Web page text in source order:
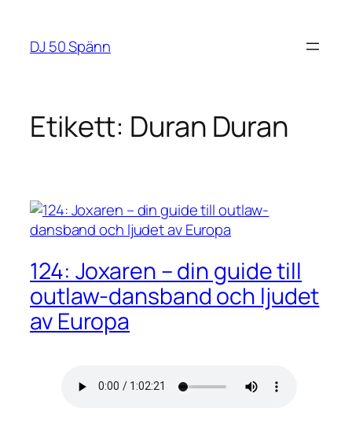
innehåll
DJ 50 Spänn
Etikett: Duran Duran
124: Joxaren – din guide till
outlaw-dansband och ljudet
av Europa